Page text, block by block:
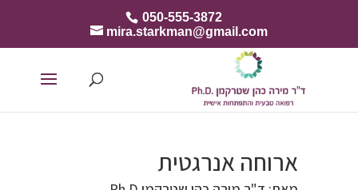
050-555-3872
mira.starkman@gmail.com
ארוחה אנרגטית